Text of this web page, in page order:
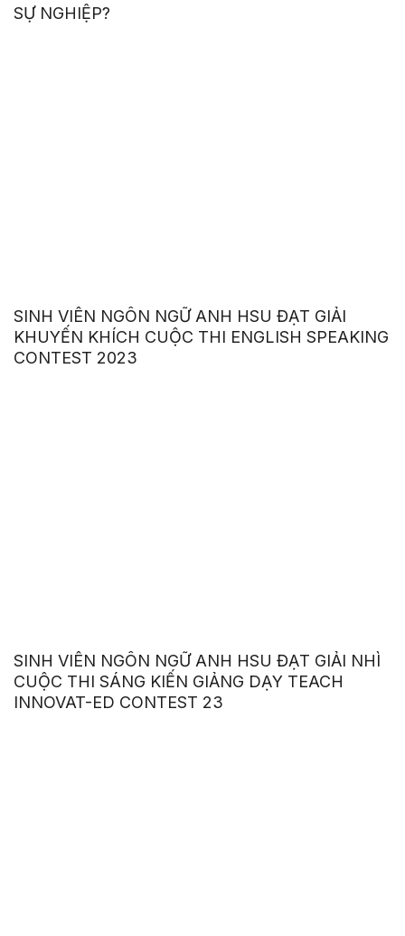
SỰ NGHIỆP?
SINH VIÊN NGÔN NGỮ ANH HSU ĐẠT GIẢI
KHUYẾN KHÍCH CUỘC THI ENGLISH SPEAKING
CONTEST 2023
SINH VIÊN NGÔN NGỮ ANH HSU ĐẠT GIẢI NHÌ
CUỘC THI SÁNG KIẾN GIẢNG DẠY TEACH
INNOVAT-ED CONTEST 23